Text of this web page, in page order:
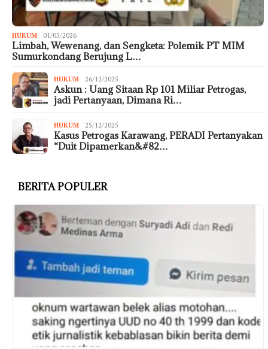
HUKUM 01/05/2026
Limbah, Wewenang, dan Sengketa: Polemik PT MIM
Sumurkondang Berujung L…
HUKUM 26/12/2025
Askun : Uang Sitaan Rp 101 Miliar Petrogas,
jadi Pertanyaan, Dimana Ri…
HUKUM 25/12/2025
Kasus Petrogas Karawang, PERADI Pertanyakan
“Duit Dipamerkan&#82…
BERITA POPULER